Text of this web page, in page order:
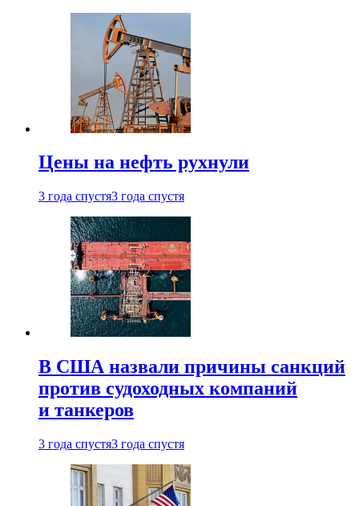
Цены на нефть рухнули
3 года спустя3 года спустя
В США назвали причины санкций
против судоходных компаний
и танкеров
3 года спустя3 года спустя